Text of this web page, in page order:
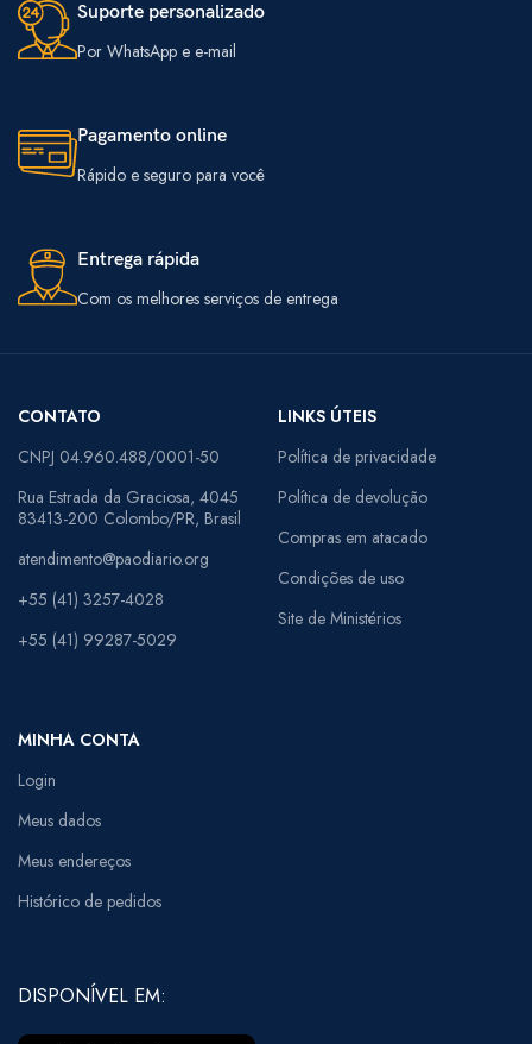
Suporte personalizado
Por WhatsApp e e-mail
Pagamento online
Rápido e seguro para você
Entrega rápida
Com os melhores serviços de entrega
CONTATO
CNPJ 04.960.488/0001-50
Rua Estrada da Graciosa, 4045
83413-200 Colombo/PR, Brasil
atendimento@paodiario.org
+55 (41) 3257-4028
+55 (41) 99287-5029
LINKS ÚTEIS
Política de privacidade
Política de devolução
Compras em atacado
Condições de uso
Site de Ministérios
MINHA CONTA
Login
Meus dados
Meus endereços
Histórico de pedidos
DISPONÍVEL EM: